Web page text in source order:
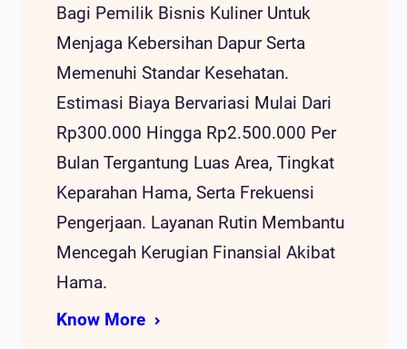
Bagi Pemilik Bisnis Kuliner Untuk
Menjaga Kebersihan Dapur Serta
Memenuhi Standar Kesehatan.
Estimasi Biaya Bervariasi Mulai Dari
Rp300.000 Hingga Rp2.500.000 Per
Bulan Tergantung Luas Area, Tingkat
Keparahan Hama, Serta Frekuensi
Pengerjaan. Layanan Rutin Membantu
Mencegah Kerugian Finansial Akibat
Hama.
Know More